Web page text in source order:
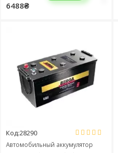
6488₴
Код:28290
Автомобильный аккумулятор